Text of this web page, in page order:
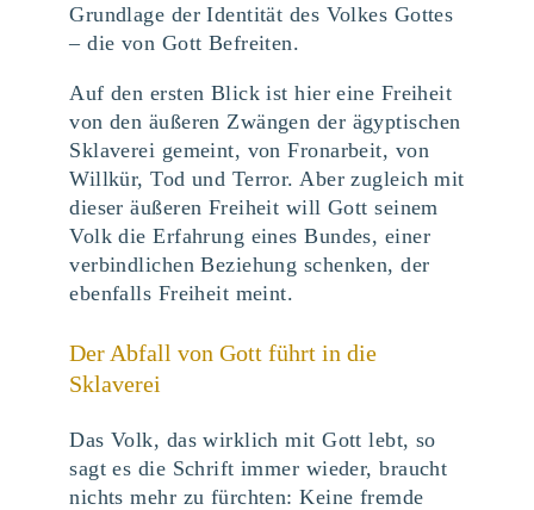
Grundlage der Identität des Volkes Gottes
– die von Gott Befreiten.
Auf den ersten Blick ist hier eine Freiheit
von den äußeren Zwängen der ägyptischen
Sklaverei gemeint, von Fronarbeit, von
Willkür, Tod und Terror. Aber zugleich mit
dieser äußeren Freiheit will Gott seinem
Volk die Erfahrung eines Bundes, einer
verbindlichen Beziehung schenken, der
ebenfalls Freiheit meint.
Der Abfall von Gott führt in die
Sklaverei
Das Volk, das wirklich mit Gott lebt, so
sagt es die Schrift immer wieder, braucht
nichts mehr zu fürchten: Keine fremde